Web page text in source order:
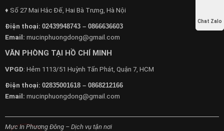
♦ Số 27 Mai Hắc Đế, Hai Bà Trưng, Hà Nội
Điện thoại: 02439948743 – 0866636603
Email: mucinphuongdong@gmail.com
VĂN PHÒNG TẠI HỒ CHÍ MINH
VPGD: Hẻm 1113/51 Huỳnh Tấn Phát, Quận 7, HCM
Điện thoại: 02835001618 – 0868212166
Email: mucinphuongdong@gmail.com
Mực In Phương Đông – Dịch vụ tận nơi
Chat Zalo